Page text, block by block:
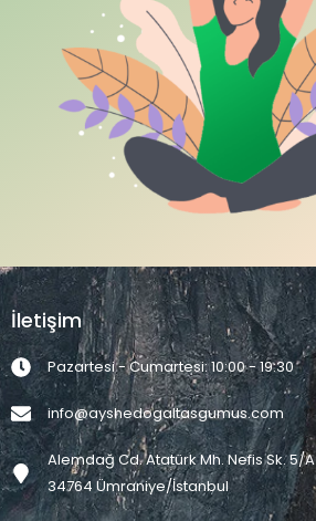
İletişim
Pazartesi - Cumartesi: 10:00 - 19:30
info@ayshedogaltasgumus.com
Alemdağ Cd. Atatürk Mh. Nefis Sk. 5/A
34764 Ümraniye/İstanbul